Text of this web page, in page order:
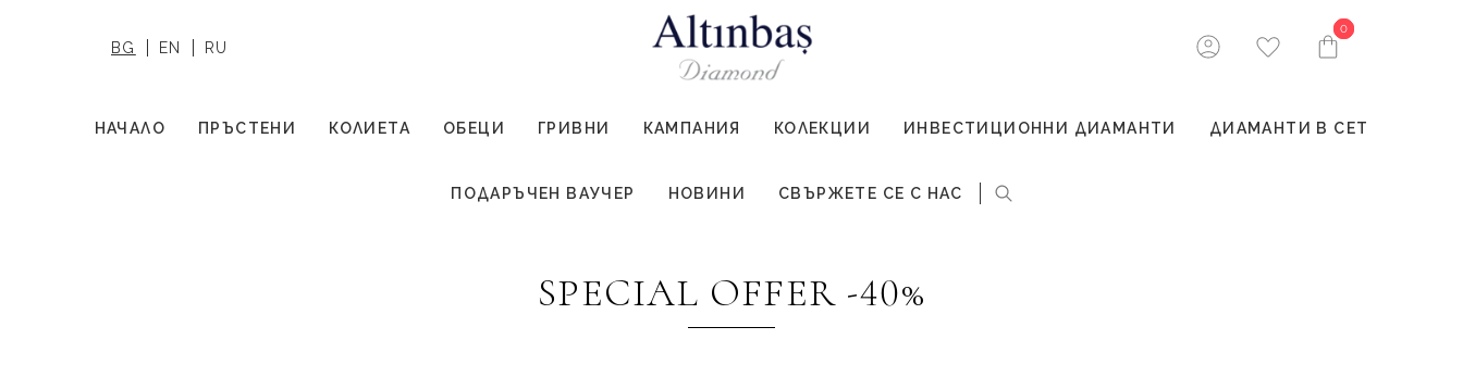
BG EN RU
0
0
НАЧАЛО ПРЪСТЕНИ КОЛИЕТА ОБЕЦИ ГРИВНИ КАМПАНИЯ КОЛЕКЦИИ ИНВЕСТИЦИОННИ ДИАМАНТИ ДИАМАНТИ В СЕТ
ПОДАРЪЧЕН ВАУЧЕР НОВИНИ СВЪРЖЕТЕ СЕ С НАС
SPECIAL OFFER -40%